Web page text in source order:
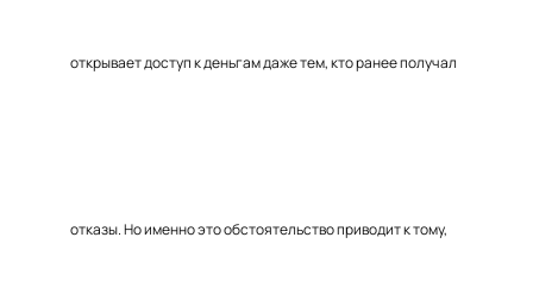
открывает доступ к деньгам даже тем, кто ранее получал
отказы. Но именно это обстоятельство приводит к тому,